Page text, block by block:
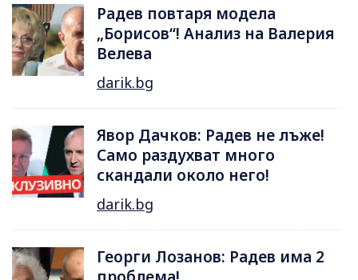
Радев повтаря модела
„Борисов“! Анализ на Валерия
Велева
darik.bg
Явор Дачков: Радев не лъже!
Само раздухват много
скандали около него!
darik.bg
Георги Лозанов: Радев има 2